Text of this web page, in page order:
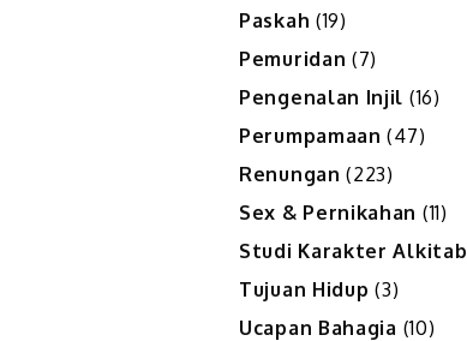
Paskah (19)
Pemuridan (7)
Pengenalan Injil (16)
Perumpamaan (47)
Renungan (223)
Sex & Pernikahan (11)
Studi Karakter Alkitab
Tujuan Hidup (3)
Ucapan Bahagia (10)